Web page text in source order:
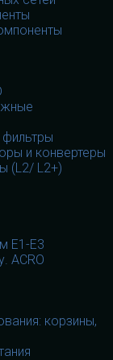
фильтры
и конвертеры
(L2/ L2+)
E1-E3
ACRO
корзины,